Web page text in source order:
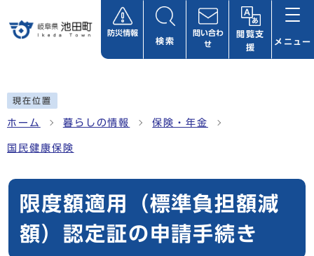
防災情報
検索
問い合わ
せ
閲覧支
援
メニュー
現在位置
ホーム 暮らしの情報 保険・年金
国民健康保険
限度額適用（標準負担額減
額）認定証の申請手続き